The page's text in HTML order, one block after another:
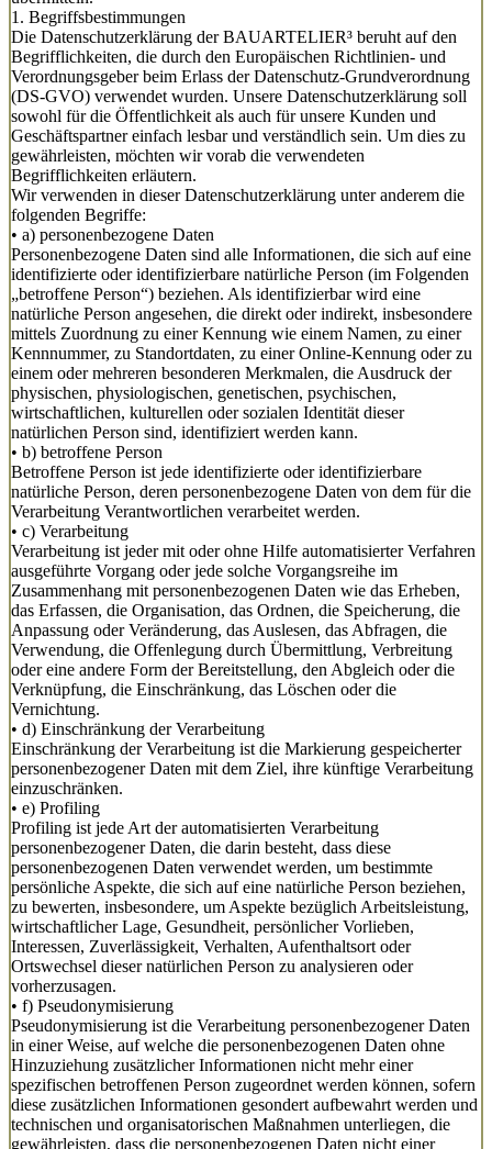
1. Begriffsbestimmungen
Die Datenschutzerklärung der BAUARTELIER³ beruht auf den
Begrifflichkeiten, die durch den Europäischen Richtlinien- und
Verordnungsgeber beim Erlass der Datenschutz-Grundverordnung
(DS-GVO) verwendet wurden. Unsere Datenschutzerklärung soll
sowohl für die Öffentlichkeit als auch für unsere Kunden und
Geschäftspartner einfach lesbar und verständlich sein. Um dies zu
gewährleisten, möchten wir vorab die verwendeten
Begrifflichkeiten erläutern.
Wir verwenden in dieser Datenschutzerklärung unter anderem die
folgenden Begriffe:
• a) personenbezogene Daten
Personenbezogene Daten sind alle Informationen, die sich auf eine
identifizierte oder identifizierbare natürliche Person (im Folgenden
„betroffene Person“) beziehen. Als identifizierbar wird eine
natürliche Person angesehen, die direkt oder indirekt, insbesondere
mittels Zuordnung zu einer Kennung wie einem Namen, zu einer
Kennnummer, zu Standortdaten, zu einer Online-Kennung oder zu
einem oder mehreren besonderen Merkmalen, die Ausdruck der
physischen, physiologischen, genetischen, psychischen,
wirtschaftlichen, kulturellen oder sozialen Identität dieser
natürlichen Person sind, identifiziert werden kann.
• b) betroffene Person
Betroffene Person ist jede identifizierte oder identifizierbare
natürliche Person, deren personenbezogene Daten von dem für die
Verarbeitung Verantwortlichen verarbeitet werden.
• c) Verarbeitung
Verarbeitung ist jeder mit oder ohne Hilfe automatisierter Verfahren
ausgeführte Vorgang oder jede solche Vorgangsreihe im
Zusammenhang mit personenbezogenen Daten wie das Erheben,
das Erfassen, die Organisation, das Ordnen, die Speicherung, die
Anpassung oder Veränderung, das Auslesen, das Abfragen, die
Verwendung, die Offenlegung durch Übermittlung, Verbreitung
oder eine andere Form der Bereitstellung, den Abgleich oder die
Verknüpfung, die Einschränkung, das Löschen oder die
Vernichtung.
• d) Einschränkung der Verarbeitung
Einschränkung der Verarbeitung ist die Markierung gespeicherter
personenbezogener Daten mit dem Ziel, ihre künftige Verarbeitung
einzuschränken.
• e) Profiling
Profiling ist jede Art der automatisierten Verarbeitung
personenbezogener Daten, die darin besteht, dass diese
personenbezogenen Daten verwendet werden, um bestimmte
persönliche Aspekte, die sich auf eine natürliche Person beziehen,
zu bewerten, insbesondere, um Aspekte bezüglich Arbeitsleistung,
wirtschaftlicher Lage, Gesundheit, persönlicher Vorlieben,
Interessen, Zuverlässigkeit, Verhalten, Aufenthaltsort oder
Ortswechsel dieser natürlichen Person zu analysieren oder
vorherzusagen.
• f) Pseudonymisierung
Pseudonymisierung ist die Verarbeitung personenbezogener Daten
in einer Weise, auf welche die personenbezogenen Daten ohne
Hinzuziehung zusätzlicher Informationen nicht mehr einer
spezifischen betroffenen Person zugeordnet werden können, sofern
diese zusätzlichen Informationen gesondert aufbewahrt werden und
technischen und organisatorischen Maßnahmen unterliegen, die
gewährleisten, dass die personenbezogenen Daten nicht einer